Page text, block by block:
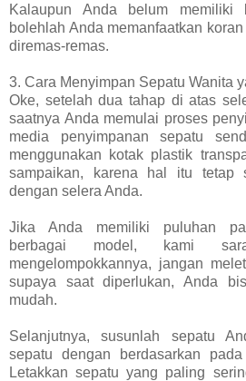
Kalaupun Anda belum
bolehlah Anda memanfaatkan
diremas-remas.
3. Cara Menyimpan Sepatu Wanita
Oke, setelah dua tahap di atas
saatnya Anda memulai proses
media penyimpanan sepatu
menggunakan kotak plastik
sampaikan, karena hal itu tetap
dengan selera Anda.
Jika Anda memiliki puluhan
berbagai model, kami
mengelompokkannya, jangan
supaya saat diperlukan, Anda
mudah.
Selanjutnya, susunlah sepatu
sepatu dengan berdasarkan
Letakkan sepatu yang paling